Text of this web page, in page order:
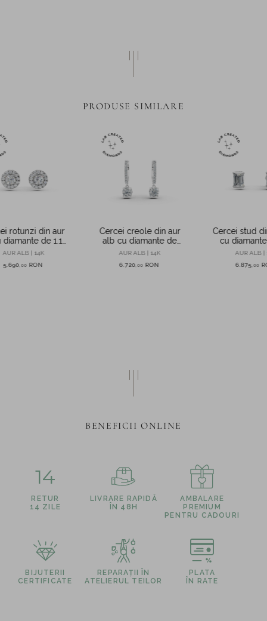
PRODUSE SIMILARE
rotunzi din aur
de 1.1ct
in laborator
AUR ALB | 14K
5.690 ,00 RON
Cercei creole din aur
alb cu diamante de
1.08ct create in
AUR ALB | 14K
6.720 ,00 RON
Cercei stud
cu
create in
AUR ALB |
6.875 ,00
BENEFICII ONLINE
14
RETUR
14 ZILE
LIVRARE RAPIDĂ
ÎN 48H
AMBALARE
PREMIUM
PENTRU CADOURI
BIJUTERII
CERTIFICATE
REPARAȚII ÎN
ATELIERUL TEILOR
PLATA
ÎN RATE